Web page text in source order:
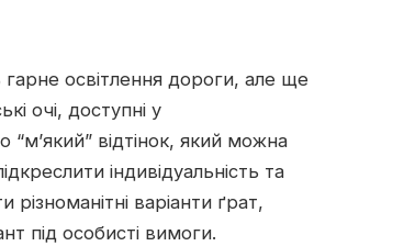
гарне освітлення дороги, але ще
очі, доступні у
“м’який” відтінок, який можна
індивідуальність та
варіанти ґрат,
під особисті вимоги.